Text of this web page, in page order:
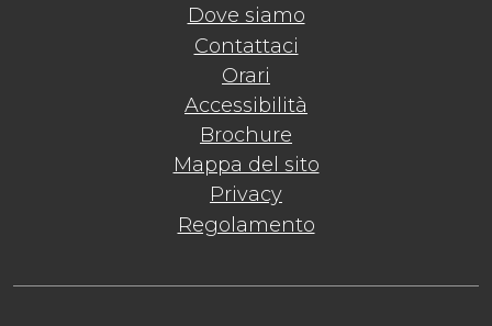
Dove siamo
Contattaci
Orari
Accessibilità
Brochure
Mappa del sito
Privacy
Regolamento